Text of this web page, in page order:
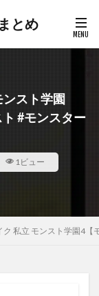
とめ
スト学園
#モンスター
1ビュー
ク 私立 モンスト学園4